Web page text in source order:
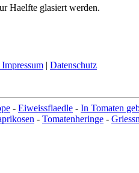
Haelfte glasiert werden.
| Datenschutz
- Eiweissflaedle - In Tomaten
- Tomatenheringe -